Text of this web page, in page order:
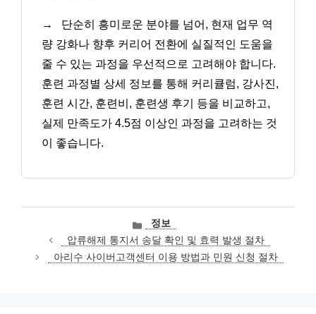
→
단순히 흥미로운 분야를 넘어, 현재 업무 역
량 강화나 향후 커리어 전환에 실질적인 도움을
줄 수 있는 과정을 우선적으로 고려해야 합니다.
훈련 과정별 상세 정보를 통해 커리큘럼, 강사진,
훈련 시간, 훈련비, 훈련생 후기 등을 비교하고,
실제 만족도가 4.5점 이상인 과정을 고려하는 것
이 좋습니다.
카
테
고
리
정보
압류해제 통지서 송달 확인 및 효력 발생 절차
아리수 사이버고객센터 이용 방법과 민원 신청 절차